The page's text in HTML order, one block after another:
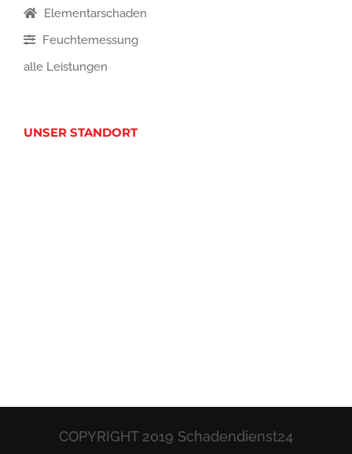
Elementarschaden
Feuchtemessung
alle Leistungen
UNSER STANDORT
COPYRIGHT 2019 Schadendienst24